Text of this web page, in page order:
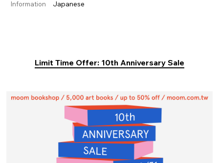
Information Japanese
Limit Time Offer: 10th Anniversary Sale